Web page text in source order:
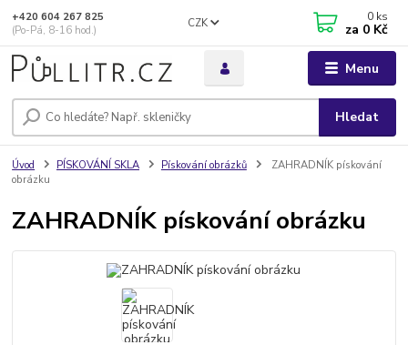
Menu
CZK
Hledat
+420 604 267 825
(Po-Pá, 8-16 hod.)
0 ks
za 0 Kč
Úvod PÍSKOVÁNÍ SKLA Pískování obrázků
ZAHRADNÍK pískování
obrázku
ZAHRADNÍK pískování obrázku